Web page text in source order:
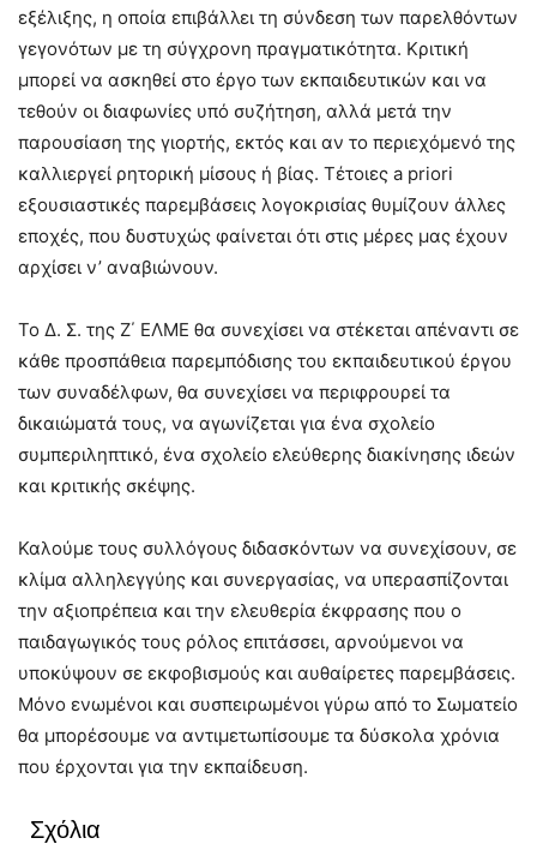
εξέλιξης, η οποία επιβάλλει τη σύνδεση των παρελθόντων
γεγονότων με τη σύγχρονη πραγματικότητα. Κριτική
μπορεί να ασκηθεί στο έργο των εκπαιδευτικών και να
τεθούν οι διαφωνίες υπό συζήτηση, αλλά μετά την
παρουσίαση της γιορτής, εκτός και αν το περιεχόμενό της
καλλιεργεί ρητορική μίσους ή βίας. Τέτοιες a priori
εξουσιαστικές παρεμβάσεις λογοκρισίας θυμίζουν άλλες
εποχές, που δυστυχώς φαίνεται ότι στις μέρες μας έχουν
αρχίσει ν’ αναβιώνουν.
Το Δ. Σ. της Ζ΄ ΕΛΜΕ θα συνεχίσει να στέκεται απέναντι σε
κάθε προσπάθεια παρεμπόδισης του εκπαιδευτικού έργου
των συναδέλφων, θα συνεχίσει να περιφρουρεί τα
δικαιώματά τους, να αγωνίζεται για ένα σχολείο
συμπεριληπτικό, ένα σχολείο ελεύθερης διακίνησης ιδεών
και κριτικής σκέψης.
Καλούμε τους συλλόγους διδασκόντων να συνεχίσουν, σε
κλίμα αλληλεγγύης και συνεργασίας, να υπερασπίζονται
την αξιοπρέπεια και την ελευθερία έκφρασης που ο
παιδαγωγικός τους ρόλος επιτάσσει, αρνούμενοι να
υποκύψουν σε εκφοβισμούς και αυθαίρετες παρεμβάσεις.
Μόνο ενωμένοι και συσπειρωμένοι γύρω από το Σωματείο
θα μπορέσουμε να αντιμετωπίσουμε τα δύσκολα χρόνια
που έρχονται για την εκπαίδευση.
Σχόλια